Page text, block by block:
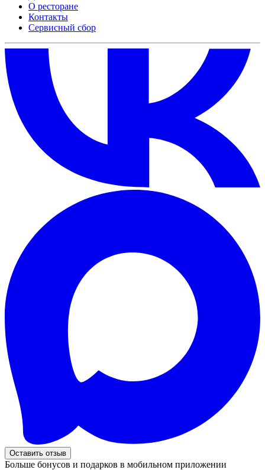
О ресторане
Контакты
Сервисный сбор
Оставить отзыв
Больше бонусов и подарков в мобильном приложении